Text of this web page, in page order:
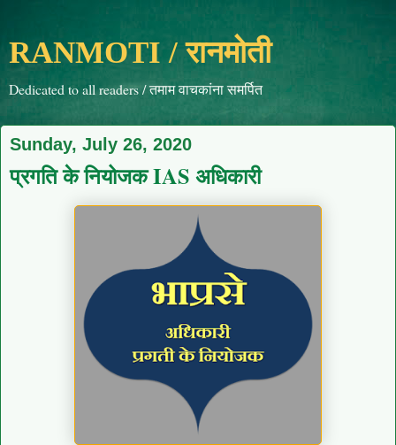
RANMOTI / रानमोती
Dedicated to all readers / तमाम वाचकांना समर्पित
Sunday, July 26, 2020
प्रगति के नियोजक IAS अधिकारी